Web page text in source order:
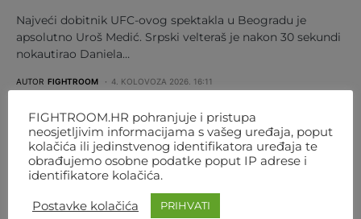
Najveći dobitnik UFC-ovog spektakla u Beogradu je
apsolutno Uroš Medić. Srpski velteraš je nakon 30 sekundi
nokautirao Daniela…
AUTOR FIGHTROOM 4. KOLOVOZA 2026. 16:11
FIGHTROOM.HR pohranjuje i pristupa
neosjetljivim informacijama s vašeg uređaja, poput
kolačića ili jedinstvenog identifikatora uređaja te
obrađujemo osobne podatke poput IP adrese i
identifikatore kolačića.
Postavke kolačića PRIHVATI